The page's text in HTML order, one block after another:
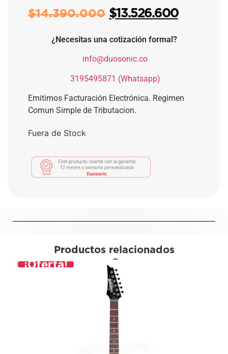
$14.390.000 $13.526.600
¿Necesitas una cotización formal?
info@duosonic.co
3195495871 (Whatsapp)
Emitimos Facturación Electrónica. Regimen
Comun Simple de Tributacion.
Fuera de Stock
Productos relacionados
¡Oferta!